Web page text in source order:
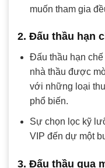
muốn tham gia
2. Đấu thầu hạn
Đấu thầu hạn
nhà thầu được
với những loại
phổ biến.
Sự chọn lọc kỹ
VIP đến dự một
3. Đấu thầu qua